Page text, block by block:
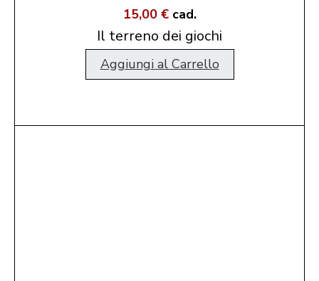
15,00 € cad.
Il terreno dei giochi
Aggiungi al Carrello